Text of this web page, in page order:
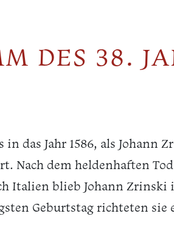
DES 38.
das Jahr 1586, als Johann
Nach dem heldenhaften
Italien blieb Johann
Geburtstag richteten sie